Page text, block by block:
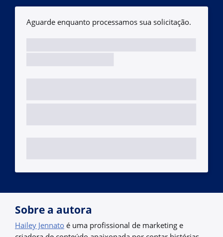
Aguarde enquanto processamos sua solicitação.
Sobre a autora
Hailey Jennato é uma profissional de marketing e